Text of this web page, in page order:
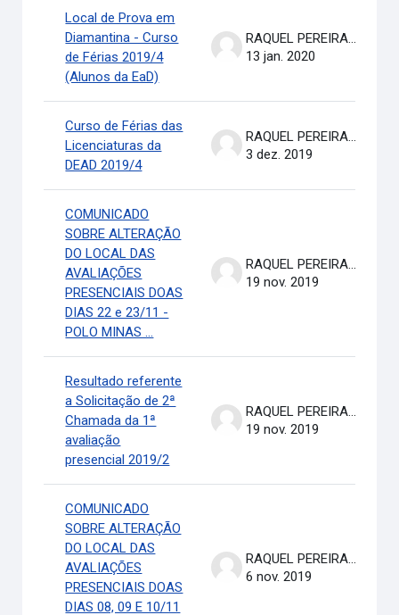
Local de Prova em
Diamantina - Curso
de Férias 2019/4
(Alunos da EaD)
RAQUEL PEREIRA DE ARRUDA
13 jan. 2020
Curso de Férias das
Licenciaturas da
DEAD 2019/4
RAQUEL PEREIRA DE ARRUDA
3 dez. 2019
COMUNICADO
SOBRE ALTERAÇÃO
DO LOCAL DAS
AVALIAÇÕES
PRESENCIAIS DOAS
DIAS 22 e 23/11 -
POLO MINAS ...
RAQUEL PEREIRA DE ARRUDA
19 nov. 2019
Resultado referente
a Solicitação de 2ª
Chamada da 1ª
avaliação
presencial 2019/2
RAQUEL PEREIRA DE ARRUDA
19 nov. 2019
COMUNICADO
SOBRE ALTERAÇÃO
DO LOCAL DAS
AVALIAÇÕES
PRESENCIAIS DOAS
DIAS 08, 09 E 10/11
RAQUEL PEREIRA DE ARRUDA
6 nov. 2019